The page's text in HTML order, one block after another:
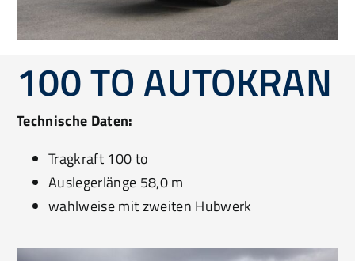
100 TO AUTOKRAN
Technische Daten:
Tragkraft 100 to
Auslegerlänge 58,0 m
wahlweise mit zweiten Hubwerk